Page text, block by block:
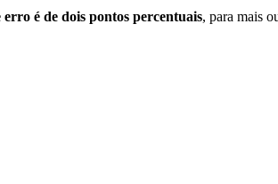
erro é de dois pontos percentuais, para mais